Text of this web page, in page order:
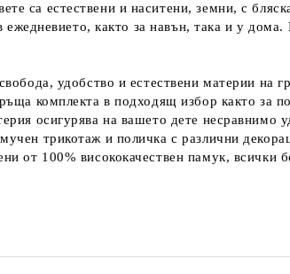
са естествени и наситени, земни, с
ежедневието, както за навън, така и у
удобство и естествени материи
комплекта в подходящ избор както за
осигурява на вашето дете несравнимо
трикотаж и поличка с различни
от 100% висококачествен памук,